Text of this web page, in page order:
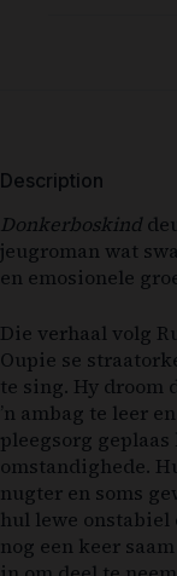
Description
Donkerboskind
jeugroman wat
en emosionele
Die verhaal volg
Oupie se
te sing. Hy droom
’n ambag te leer
pleegsorg
omstandighede.
nugter en soms
hul lewe onstabiel
nog een keer